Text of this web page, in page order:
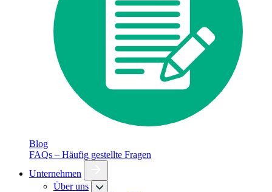
Blog
FAQs – Häufig gestellte Fragen
Unternehmen
Über uns